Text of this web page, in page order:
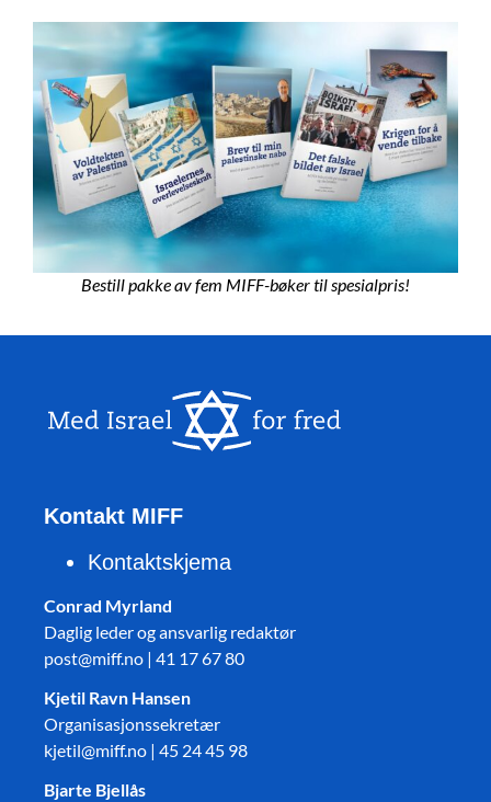
Bestill pakke av fem MIFF-bøker til spesialpris!
Kontakt MIFF
Kontaktskjema
Conrad Myrland
Daglig leder og ansvarlig redaktør
post@miff.no | 41 17 67 80
Kjetil Ravn Hansen
Organisasjonssekretær
kjetil@miff.no | 45 24 45 98
Bjarte Bjellås